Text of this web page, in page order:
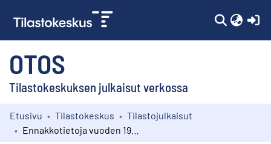
OTOS
Tilastokeskuksen julkaisut verkossa
Kokoelmat
Etusivu Tilastokeskus
Tilastojulkaisut